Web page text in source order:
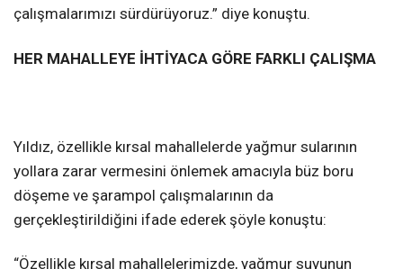
çalışmalarımızı sürdürüyoruz.” diye konuştu.
HER MAHALLEYE İHTİYACA GÖRE FARKLI ÇALIŞMA
Yıldız, özellikle kırsal mahallelerde yağmur sularının
yollara zarar vermesini önlemek amacıyla büz boru
döşeme ve şarampol çalışmalarının da
gerçekleştirildiğini ifade ederek şöyle konuştu:
“Özellikle kırsal mahallelerimizde, yağmur suyunun